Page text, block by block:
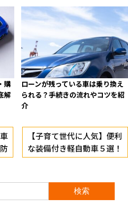
購
解
ローンが残っている車は乗り換え
られる？手続きの流れやコツを紹
介
【子育て世代に人気】便利
な装備付き軽自動車５選！